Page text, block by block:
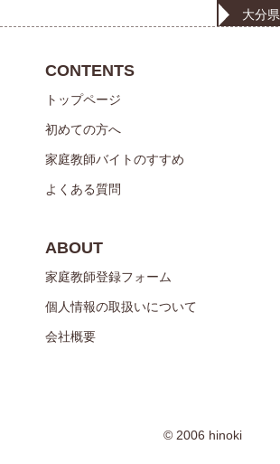
大分県
CONTENTS
トップページ
初めての方へ
家庭教師バイトのすすめ
よくある質問
ABOUT
家庭教師登録フォーム
個人情報の取扱いについて
会社概要
© 2006 hinoki